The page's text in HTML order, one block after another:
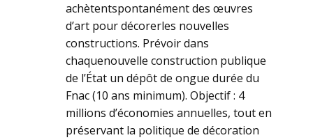
achètentspontanément des œuvres
d’art pour décorerles nouvelles
constructions. Prévoir dans
chaquenouvelle construction publique
de l’État un dépôt de ongue durée du
Fnac (10 ans minimum). Objectif : 4
millions d’économies annuelles, tout en
préservant la politique de décoration